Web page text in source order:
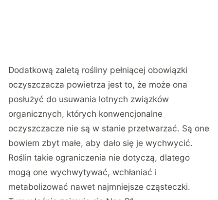
Dodatkową zaletą rośliny pełniącej obowiązki
oczyszczacza powietrza jest to, że może ona
posłużyć do usuwania lotnych związków
organicznych, których konwencjonalne
oczyszczacze nie są w stanie przetwarzać. Są one
bowiem zbyt małe, aby dało się je wychwycić.
Roślin takie ograniczenia nie dotyczą, dlatego
mogą one wychwytywać, wchłaniać i
metabolizować nawet najmniejsze cząsteczki.